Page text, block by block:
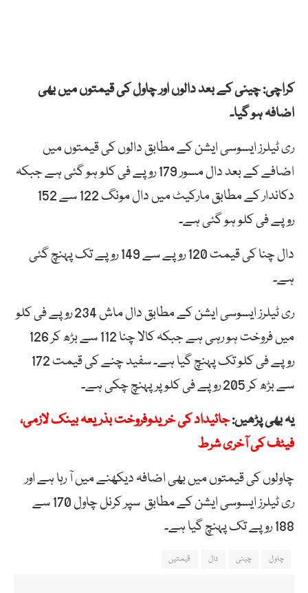
کراچی: چینی کے بعد دالوں اور چاول کی قیمتوں میں بھی
اضافہ ہو گیا۔
ری ٹیلرز ایسوسی ایشن کے مطابق دالوں کی قیمتوں میں
اضافے کے بعد دال مسور 179 روپے فی کلو ہو گئی ہے جبکہ
دکاندار کے مطابق مارکیٹ میں دال مونگ 122 سے 152
روپے فی کلو ہو گئی ہے۔
دال چنا کی قیمت 120 روپے سے 149 روپے تک پہنچ گئی
ہے۔
ری ٹیلرز ایسوسی ایشن کے مطابق دال ماش 234 روپے فی کلو
میں فروخت ہو رہی ہے جبکہ کالا چنا 112 سے بڑھ کر 126
روپے فی کلو تک پہنچ گیا ہے۔ سفید چنے کی قیمت 172
سے بڑھ کر 205 روپے فی کلو پر پہنچ چکی ہے۔
یہ بھی پڑھیں:جائیداد کی خریدوفروخت بذریعہ بینک لازمی،
فیٹف کی آخری شرط
چاولوں کی قیمتوں میں بھی اضافہ دیکھنے میں آ رہا ہے اور
ری ٹیلرز ایسوسی ایشن کے مطابق سپر کرنل چاول 170 سے
188 روپے تک پہنچ گیا ہے۔
چاول چینی دال قیمتیں